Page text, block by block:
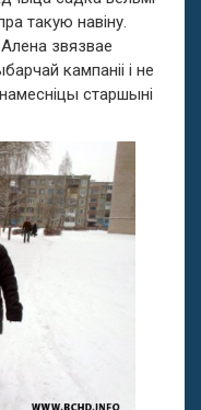
такую навіну.
звязвае
кампаніі і не
старшыні